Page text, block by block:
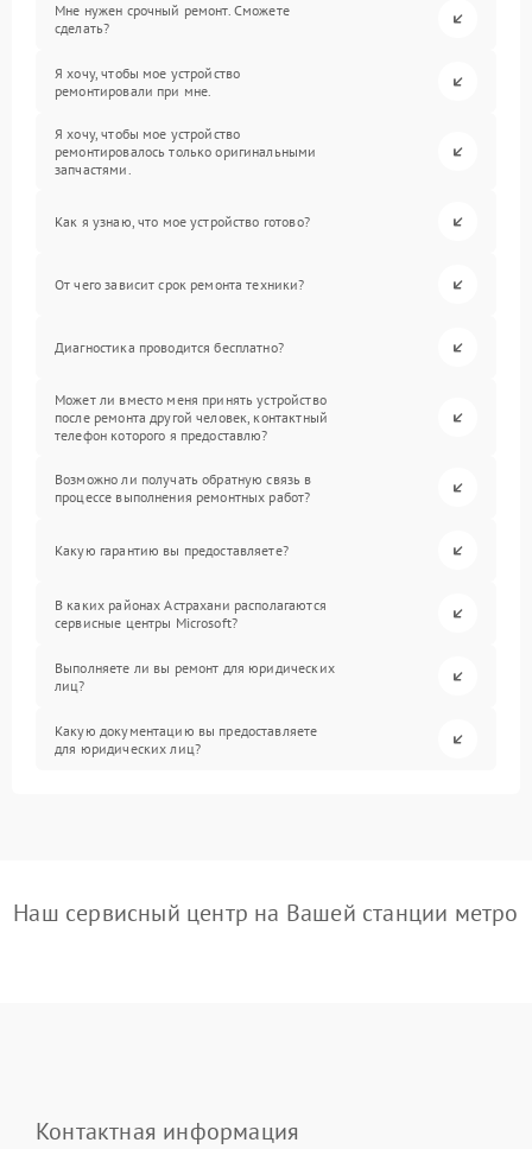
Мне нужен срочный ремонт. Сможете
сделать?
Я хочу, чтобы мое устройство
ремонтировали при мне.
Я хочу, чтобы мое устройство
ремонтировалось только оригинальными
запчастями.
Как я узнаю, что мое устройство готово?
От чего зависит срок ремонта техники?
Диагностика проводится бесплатно?
Может ли вместо меня принять устройство
после ремонта другой человек, контактный
телефон которого я предоставлю?
Возможно ли получать обратную связь в
процессе выполнения ремонтных работ?
Какую гарантию вы предоставляете?
В каких районах Астрахани располагаются
сервисные центры Microsoft?
Выполняете ли вы ремонт для юридических
лиц?
Какую документацию вы предоставляете
для юридических лиц?
Наш сервисный центр на Вашей станции метро
Контактная информация